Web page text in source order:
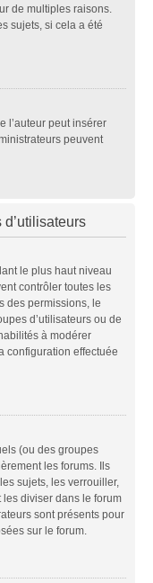
de multiples raisons.
sujets, si cela a été
l’auteur peut insérer
peuvent
le plus haut niveau
contrôler toutes les
des permissions, le
d’utilisateurs ou de
à modérer
configuration effectuée
(ou des groupes
les forums. Ils
sujets, les verrouiller,
diviser dans le forum
sont présents pour
sur le forum.